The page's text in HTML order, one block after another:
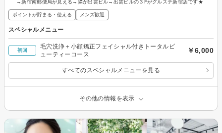
→新宿南郵便局が見える→隣が出雲ビル→出雲ビルの３Fがグルステ新宿店です★
ポイントが貯まる・使える メンズ歓迎
スペシャルメニュー
初回
毛穴洗浄＋小顔矯正フェイシャル付きトータルビ
ューティーコース
￥6,000
すべてのスペシャルメニューを見る
その他の情報を表示